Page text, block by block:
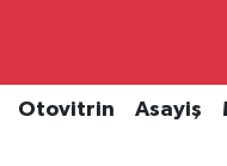
Otovitrin Asayiş